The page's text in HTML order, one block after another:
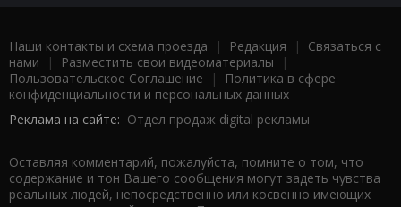
Наши контакты и схема проезда | Редакция | Связаться с
нами | Разместить свои видеоматериалы |
Пользовательское Соглашение |
Политика в сфере
конфиденциальности и персональных данных
Реклама на сайте: Отдел продаж digital рекламы
Оставляя комментарий, пожалуйста, помните о том, что
содержание и тон Вашего сообщения могут задеть чувства
реальных людей, непосредственно или косвенно имеющих